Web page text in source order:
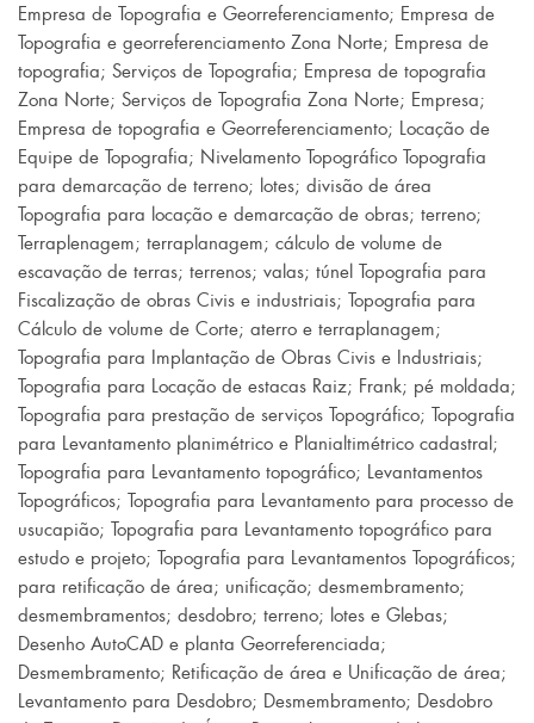
Empresa de Topografia e Georreferenciamento; Empresa de
Topografia e georreferenciamento Zona Norte; Empresa de
topografia; Serviços de Topografia; Empresa de topografia
Zona Norte; Serviços de Topografia Zona Norte; Empresa;
Empresa de topografia e Georreferenciamento; Locação de
Equipe de Topografia; Nivelamento Topográfico Topografia
para demarcação de terreno; lotes; divisão de área
Topografia para locação e demarcação de obras; terreno;
Terraplenagem; terraplanagem; cálculo de volume de
escavação de terras; terrenos; valas; túnel Topografia para
Fiscalização de obras Civis e industriais; Topografia para
Cálculo de volume de Corte; aterro e terraplanagem;
Topografia para Implantação de Obras Civis e Industriais;
Topografia para Locação de estacas Raiz; Frank; pé moldada;
Topografia para prestação de serviços Topográfico; Topografia
para Levantamento planimétrico e Planialtimétrico cadastral;
Topografia para Levantamento topográfico; Levantamentos
Topográficos; Topografia para Levantamento para processo de
usucapião; Topografia para Levantamento topográfico para
estudo e projeto; Topografia para Levantamentos Topográficos;
para retificação de área; unificação; desmembramento;
desmembramentos; desdobro; terreno; lotes e Glebas;
Desenho AutoCAD e planta Georreferenciada;
Desmembramento; Retificação de área e Unificação de área;
Levantamento para Desdobro; Desmembramento; Desdobro